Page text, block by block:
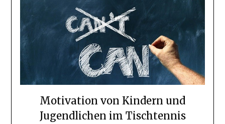
Motivation von Kindern und
Jugendlichen im Tischtennis